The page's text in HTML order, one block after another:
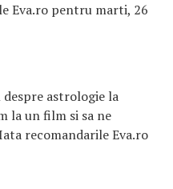
Eva.ro pentru marti, 26
astrologie la
la un film si sa ne
recomandarile Eva.ro